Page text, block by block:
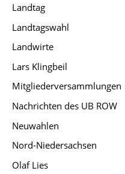
Landtag
Landtagswahl
Landwirte
Lars Klingbeil
Mitgliederversammlungen
Nachrichten des UB ROW
Neuwahlen
Nord-Niedersachsen
Olaf Lies